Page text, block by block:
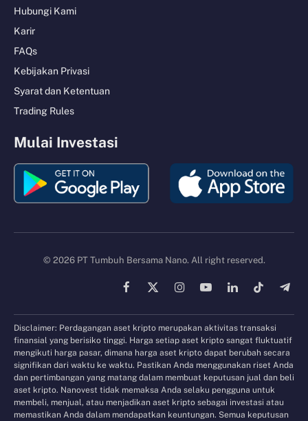
Hubungi Kami
Karir
FAQs
Kebijakan Privasi
Syarat dan Ketentuan
Trading Rules
Mulai Investasi
© 2026 PT Tumbuh Bersama Nano. All right reserved.
Facebook
X
InstagramYouTubeLinkedInTikTok
Disclaimer: Perdagangan aset kripto merupakan aktivitas transaksi
finansial yang berisiko tinggi. Harga setiap aset kripto sangat fluktuatif
mengikuti harga pasar, dimana harga aset kripto dapat berubah secara
signifikan dari waktu ke waktu. Pastikan Anda menggunakan riset Anda
dan pertimbangan yang matang dalam membuat keputusan jual dan beli
aset kripto. Nanovest tidak memaksa Anda selaku pengguna untuk
membeli, menjual, atau menjadikan aset kripto sebagai investasi atau
memastikan Anda dalam mendapatkan keuntungan. Semua keputusan